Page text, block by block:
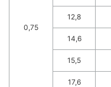
0,75
12,8
14,6
15,5
17,6